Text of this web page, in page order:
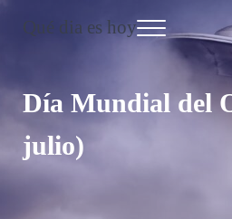
Qué dia es hoy Menu
Día Mundial del
julio)